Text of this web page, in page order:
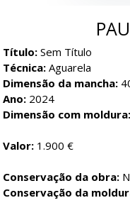
Título:Sem Título
Técnica:Aguarela
Dimensão da mancha:
Ano: 2024
Dimensão com
Valor: 1.900 €
Conservação da obra:
Conservação da